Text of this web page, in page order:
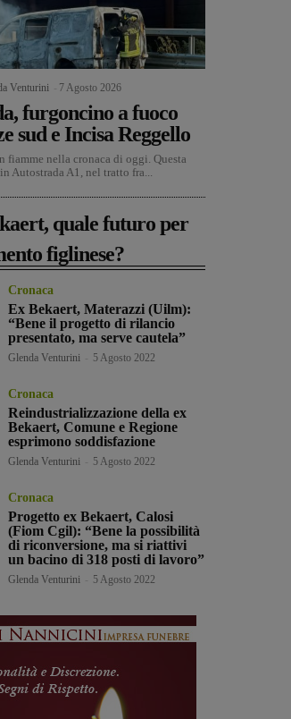
Venturini 7 Agosto 2026
furgoncino a fuoco
sud e Incisa Reggello
fiamme nella cronaca di oggi. Questa
Autostrada A1, nel tratto fra...
quale futuro per
figlinese?
Cronaca
Ex Bekaert, Materazzi (Uilm):
“Bene il progetto di rilancio
presentato, ma serve cautela”
Glenda Venturini 5 Agosto 2022
Cronaca
Reindustrializzazione della ex
Bekaert, Comune e Regione
esprimono soddisfazione
Glenda Venturini 5 Agosto 2022
Cronaca
Progetto ex Bekaert, Calosi
(Fiom Cgil): “Bene la possibilità
di riconversione, ma si riattivi
un bacino di 318 posti di lavoro”
Glenda Venturini 5 Agosto 2022